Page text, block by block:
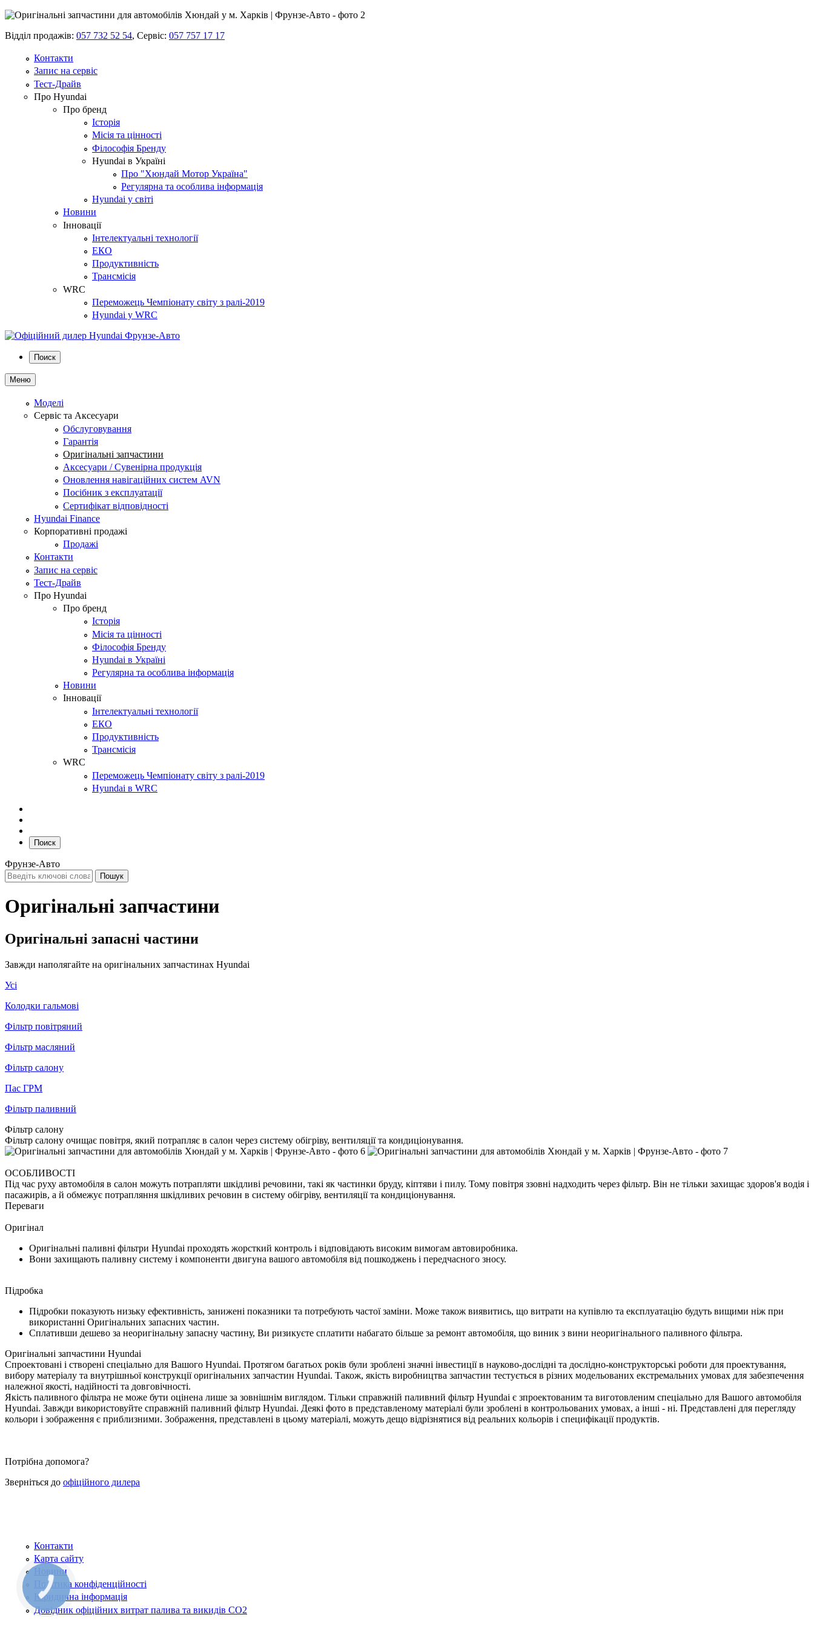
Відділ продажів: 057 732 52 54, Сервіс: 057 757 17 17
Контакти
Запис на сервіс
Тест-Драйв
Про Hyundai
Про бренд
Історія
Місія та цінності
Філософія Бренду
Hyundai в Україні
Про "Хюндай Мотор Україна"
Регулярна та особлива інформація
Hyundai у світі
Новини
Інновації
Інтелектуальні технології
ЕКО
Продуктивність
Трансмісія
WRC
Переможець Чемпіонату світу з ралі-2019
Hyundai у WRC
Поиск
Меню
Моделі
Сервіс та Аксесуари
Обслуговування
Гарантія
Оригінальні запчастини
Аксесуари / Сувенірна продукція
Оновлення навігаційних систем AVN
Посібник з експлуатації
Сертифікат відповідності
Hyundai Finance
Корпоративні продажі
Продажі
Контакти
Запис на сервіс
Тест-Драйв
Про Hyundai
Про бренд
Історія
Місія та цінності
Філософія Бренду
Hyundai в Україні
Регулярна та особлива інформація
Новини
Інновації
Інтелектуальні технології
ЕКО
Продуктивність
Трансмісія
WRC
Переможець Чемпіонату світу з ралі-2019
Hyundai в WRC
Поиск
Фрунзе-Авто
Оригінальні запчастини
Оригінальні запасні частини
Завжди наполягайте на оригінальних запчастинах Hyundai
Усі
Колодки гальмові
Фільтр повітряний
Фільтр масляний
Фільтр салону
Пас ГРМ
Фільтр паливний
Фільтр салону
Фільтр салону очищає повітря, який потрапляє в салон через систему обігріву, вентиляції та кондиціонування.
ОСОБЛИВОСТІ
Під час руху автомобіля в салон можуть потрапляти шкідливі речовини, такі як частинки бруду, кіптяви і пилу. Тому повітря ззовні надходить через фільтр. Він не тільки захищає здоров'я водія і
пасажирів, а й обмежує потрапляння шкідливих речовин в систему обігріву, вентиляції та кондиціонування.
Переваги
Оригінал
Оригінальні паливні фільтри Hyundai проходять жорсткий контроль і відповідають високим вимогам автовиробника.
Вони захищають паливну систему і компоненти двигуна вашого автомобіля від пошкоджень і передчасного зносу.
Підробка
Підробки показують низьку ефективність, занижені показники та потребують частої заміни. Може також виявитись, що витрати на купівлю та експлуатацію будуть вищими ніж при
використанні Оригінальних запасних частин.
Сплативши дешево за неоригінальну запасну частину, Ви ризикуєте сплатити набагато більше за ремонт автомобіля, що виник з вини неоригінального паливного фільтра.
Оригінальні запчастини Hyundai
Спроектовані і створені спеціально для Вашого Hyundai. Протягом багатьох років були зроблені значні інвестиції в науково-дослідні та дослідно-конструкторські роботи для проектування,
вибору матеріалу та внутрішньої конструкції оригінальних запчастин Hyundai. Також, якість виробництва запчастин тестується в різних модельованих екстремальних умовах для забезпечення
належної якості, надійності та довговічності.
Якість паливного фільтра не може бути оцінена лише за зовнішнім виглядом. Тільки справжній паливний фільтр Hyundai є зпроектованим та виготовленим спеціально для Вашого автомобіля
Hyundai. Завжди використовуйте справжній паливний фільтр Hyundai. Деякі фото в представленому матеріалі були зроблені в контрольованих умовах, а інші - ні. Представлені для перегляду
кольори і зображення є приблизними. Зображення, представлені в цьому матеріалі, можуть дещо відрізнятися від реальних кольорів і специфікації продуктів.
Потрібна допомога?
Зверніться до офіційного дилера
Контакти
Карта сайту
Новини
Політика конфіденційності
Юридична інформація
Довідник офіційних витрат палива та викидів СО2
КНОПКА
ЗВ'ЯЗКУ